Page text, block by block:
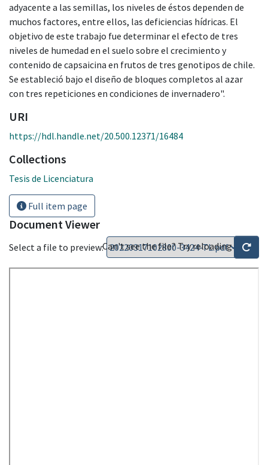
adyacente a las semillas, los niveles de éstos dependen de
muchos factores, entre ellos, las deficiencias hídricas. El
objetivo de este trabajo fue determinar el efecto de tres
niveles de humedad en el suelo sobre el crecimiento y
contenido de capsaicina en frutos de tres genotipos de chile.
Se estableció bajo el diseño de bloques completos al azar
con tres repeticiones en condiciones de invernadero".
URI
https://hdl.handle.net/20.500.12371/16484
Collections
Tesis de Licenciatura
Full item page
Document Viewer
Select a file to preview:Can't see the file? Try reloading